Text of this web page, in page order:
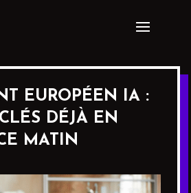
EUROPÉEN IA :
DÉJÀ EN
MATIN